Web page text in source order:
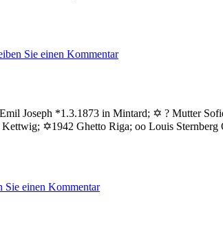
Sie einen Kommentarzu
Joseph *1.3.1873 in Mintard; ✡ ? Mutter
✡1942 Ghetto Riga; oo Louis Sternberg
Sie einen Kommentarzu